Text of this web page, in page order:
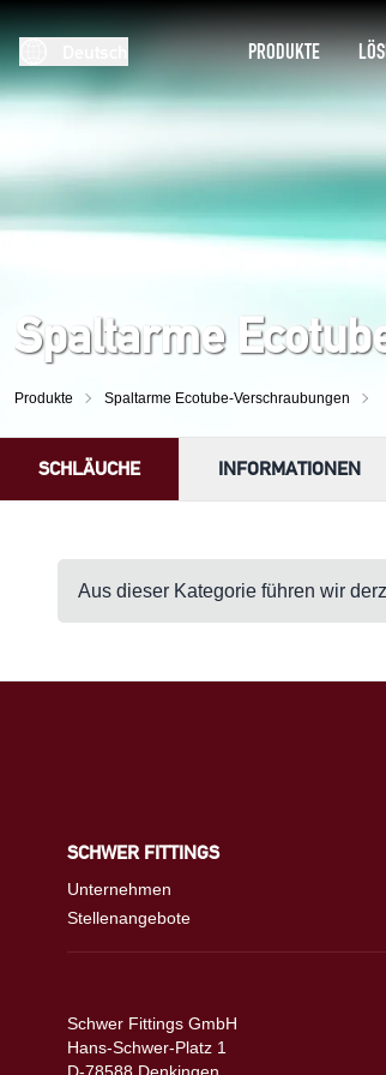
PRODUKTE
Spaltarme
Produkte Spaltarme Ecotube-Verschraubungen
SCHLÄUCHE INFORMATIONEN
Aus dieser Kategorie führen wir
SCHWER FITTINGS
Unternehmen
Stellenangebote
Schwer Fittings GmbH
Hans-Schwer-Platz 1